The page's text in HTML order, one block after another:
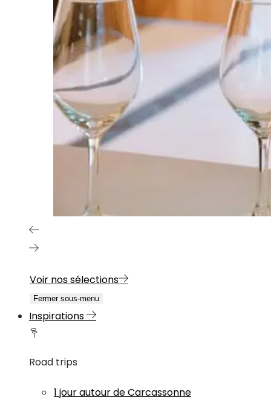
Voir nos sélections
Fermer sous-menu
Inspirations
Road trips
1 jour autour de Carcassonne